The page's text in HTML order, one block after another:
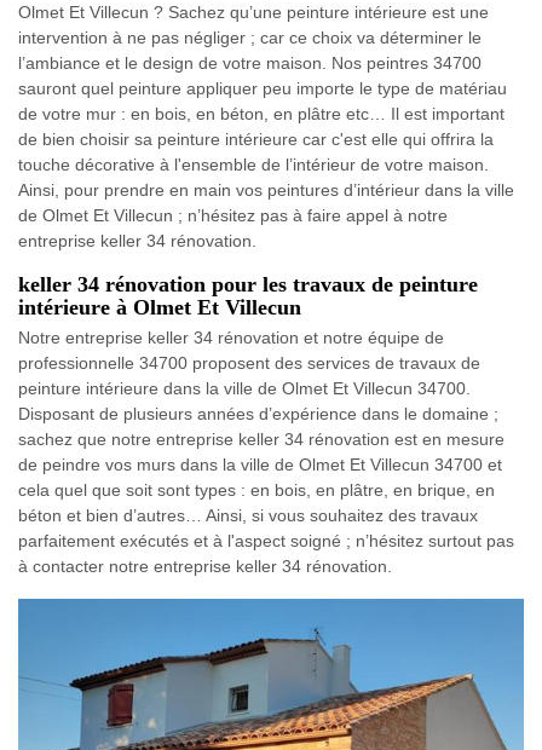
Olmet Et Villecun ? Sachez qu’une peinture intérieure est une
intervention à ne pas négliger ; car ce choix va déterminer le
l’ambiance et le design de votre maison. Nos peintres 34700
sauront quel peinture appliquer peu importe le type de matériau
de votre mur : en bois, en béton, en plâtre etc… Il est important
de bien choisir sa peinture intérieure car c'est elle qui offrira la
touche décorative à l'ensemble de l’intérieur de votre maison.
Ainsi, pour prendre en main vos peintures d’intérieur dans la ville
de Olmet Et Villecun ; n’hésitez pas à faire appel à notre
entreprise keller 34 rénovation.
keller 34 rénovation pour les travaux de peinture
intérieure à Olmet Et Villecun
Notre entreprise keller 34 rénovation et notre équipe de
professionnelle 34700 proposent des services de travaux de
peinture intérieure dans la ville de Olmet Et Villecun 34700.
Disposant de plusieurs années d’expérience dans le domaine ;
sachez que notre entreprise keller 34 rénovation est en mesure
de peindre vos murs dans la ville de Olmet Et Villecun 34700 et
cela quel que soit sont types : en bois, en plâtre, en brique, en
béton et bien d’autres… Ainsi, si vous souhaitez des travaux
parfaitement exécutés et à l'aspect soigné ; n’hésitez surtout pas
à contacter notre entreprise keller 34 rénovation.